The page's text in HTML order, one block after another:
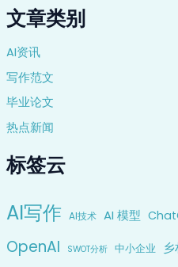
文章类别
AI资讯
写作范文
毕业论文
热点新闻
标签云
AI写作 AI技术 AI 模型
OpenAI SWOT分析 中小企业